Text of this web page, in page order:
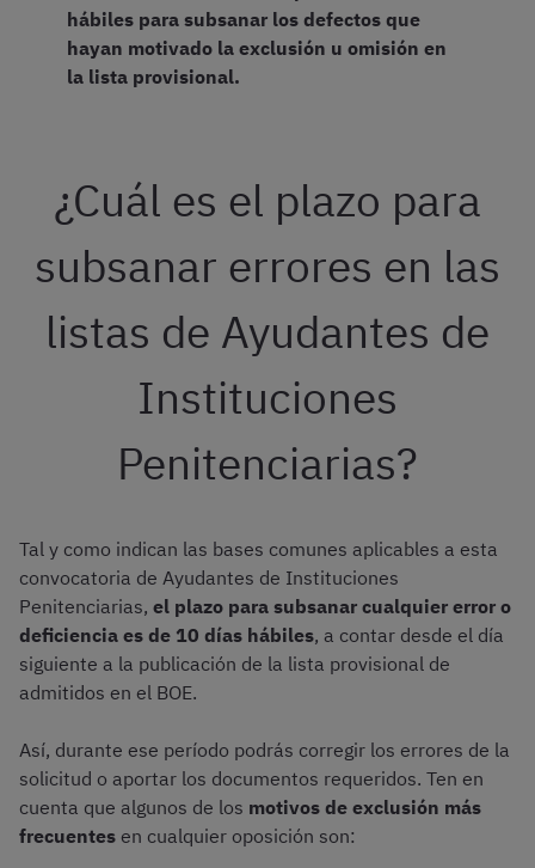
hábiles para subsanar los defectos que
hayan motivado la exclusión u omisión en
la lista provisional.
¿Cuál es el plazo para
subsanar errores en las
listas de Ayudantes de
Instituciones
Penitenciarias?
Tal y como indican las bases comunes aplicables a esta
convocatoria de Ayudantes de Instituciones
Penitenciarias, el plazo para subsanar cualquier error o
deficiencia es de 10 días hábiles, a contar desde el día
siguiente a la publicación de la lista provisional de
admitidos en el BOE.
Así, durante ese período podrás corregir los errores de la
solicitud o aportar los documentos requeridos. Ten en
cuenta que algunos de los motivos de exclusión más
frecuentes en cualquier oposición son: